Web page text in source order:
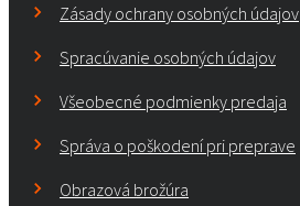
Zásady ochrany osobných údajov
Spracúvanie osobných údajov
Všeobecné podmienky predaja
Správa o poškodení pri preprave
Obrazová brožúra